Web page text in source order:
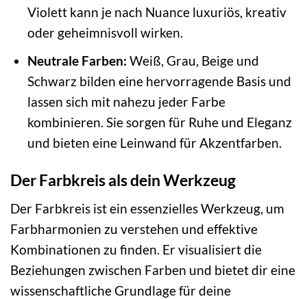
Violett kann je nach Nuance luxuriös, kreativ
oder geheimnisvoll wirken.
Neutrale Farben: Weiß, Grau, Beige und
Schwarz bilden eine hervorragende Basis und
lassen sich mit nahezu jeder Farbe
kombinieren. Sie sorgen für Ruhe und Eleganz
und bieten eine Leinwand für Akzentfarben.
Der Farbkreis als dein Werkzeug
Der Farbkreis ist ein essenzielles Werkzeug, um
Farbharmonien zu verstehen und effektive
Kombinationen zu finden. Er visualisiert die
Beziehungen zwischen Farben und bietet dir eine
wissenschaftliche Grundlage für deine